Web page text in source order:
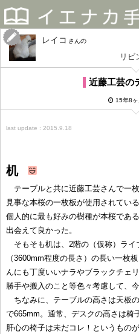
レイコ さん
リビ
近藤工芸の
15年8
last update : 2015.9.18
机
テーブルと共に近藤工芸さんで一
見事な本桜の一枚板が使用されてい
個人的に最も好みの樹種が本桜であ
出会えて良かった。
そもそも机は、2階の（仮称）ライ
（3600mm程度の長さ）の長い一枚
んにも丁度いいナラやブラックチェ
勝手や搬入のこと等色々考慮して、
ちなみに、テーブルの高さは天板
で665mm。通常、デスクの高さは椅
肝心の椅子は未だコレ！というもの